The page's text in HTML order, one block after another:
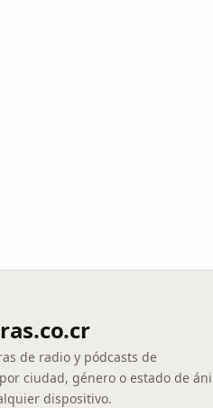
de radio y pódcasts de
ciudad, género o estado de
dispositivo.